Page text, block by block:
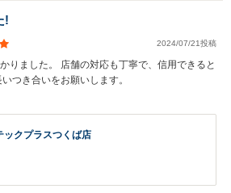
!
2024/07/21投稿
りました。 店舗の対応も丁寧で、信用できると
つき合いをお願いします。
ックプラスつくば店